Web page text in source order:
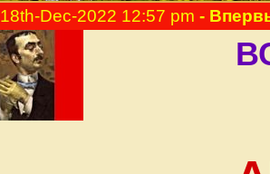
18th-Dec-2022 12:57 pm -